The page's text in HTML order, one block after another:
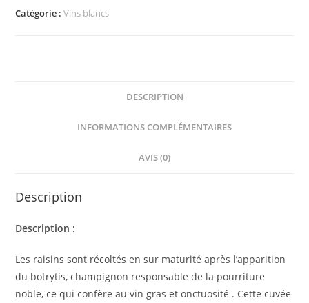
-Catégorie :Vins blancs
DESCRIPTION
INFORMATIONS COMPLÉMENTAIRES
AVIS (0)
Description
Description :
Les raisins sont récoltés en sur maturité après l’apparition
du botrytis, champignon responsable de la pourriture
noble, ce qui confère au vin gras et onctuosité . Cette cuvée